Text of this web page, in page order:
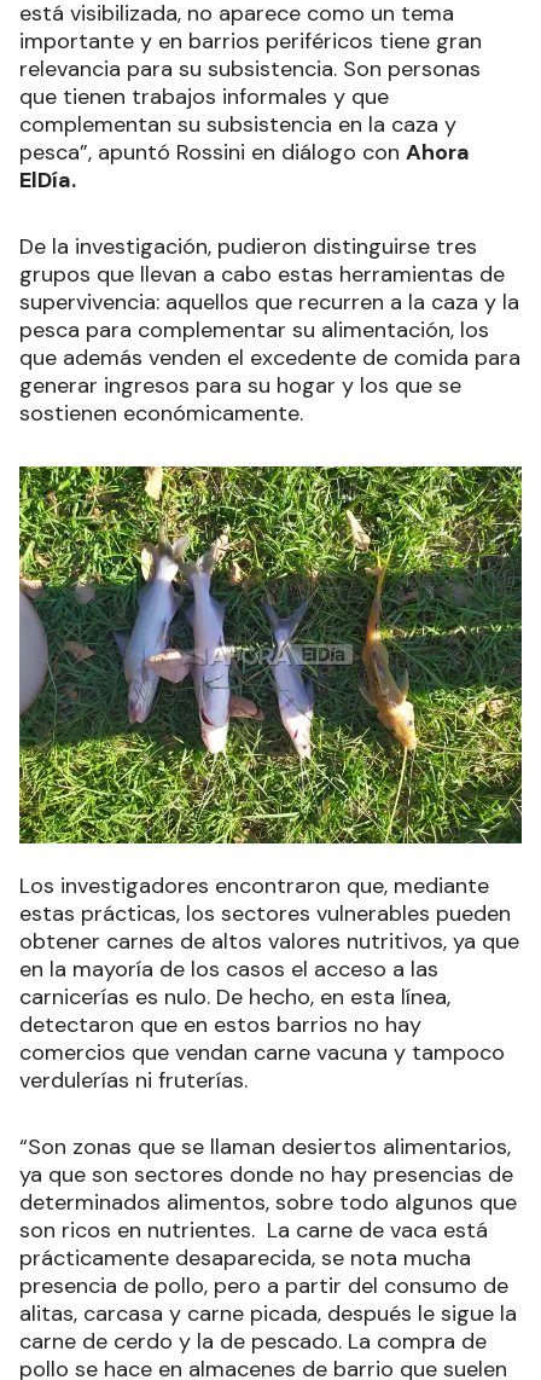
está visibilizada, no aparece como un tema
importante y en barrios periféricos tiene gran
relevancia para su subsistencia. Son personas
que tienen trabajos informales y que
complementan su subsistencia en la caza y
pesca”, apuntó Rossini en diálogo con Ahora
ElDía.
De la investigación, pudieron distinguirse tres
grupos que llevan a cabo estas herramientas de
supervivencia: aquellos que recurren a la caza y la
pesca para complementar su alimentación, los
que además venden el excedente de comida para
generar ingresos para su hogar y los que se
sostienen económicamente.
Los investigadores encontraron que, mediante
estas prácticas, los sectores vulnerables pueden
obtener carnes de altos valores nutritivos, ya que
en la mayoría de los casos el acceso a las
carnicerías es nulo. De hecho, en esta línea,
detectaron que en estos barrios no hay
comercios que vendan carne vacuna y tampoco
verdulerías ni fruterías.
“Son zonas que se llaman desiertos alimentarios,
ya que son sectores donde no hay presencias de
determinados alimentos, sobre todo algunos que
son ricos en nutrientes. La carne de vaca está
prácticamente desaparecida, se nota mucha
presencia de pollo, pero a partir del consumo de
alitas, carcasa y carne picada, después le sigue la
carne de cerdo y la de pescado. La compra de
pollo se hace en almacenes de barrio que suelen